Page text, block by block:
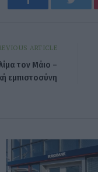
ARTICLE
τον Μάιο –
εμπιστοσύνη